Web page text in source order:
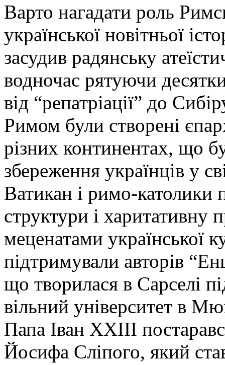
Варто нагадати роль
української новітньої
засудив радянську
водночас рятуючи
від “репатріації” до
Римом були створені
різних континентах, що
збереження українців у
Ватикан і римо-католики
структури і харитативну
меценатами української
підтримували авторів
що творилася в Сарселі
вільний університет в
Папа Іван ХХІІІ
Йосифа Сліпого, який